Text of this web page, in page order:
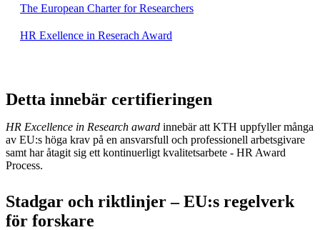
The European Charter for Researchers
HR Exellence in Reserach Award
Detta innebär certifieringen
HR Excellence in Research award innebär att KTH uppfyller många
av EU:s höga krav på en ansvarsfull och professionell arbetsgivare
samt har åtagit sig ett kontinuerligt kvalitetsarbete - HR Award
Process.
Stadgar och riktlinjer – EU:s regelverk
för forskare